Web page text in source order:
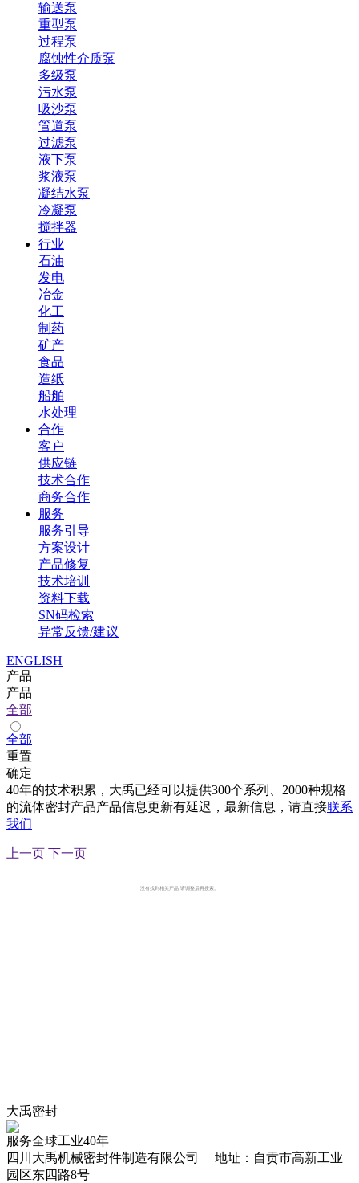
输送泵
重型泵
过程泵
腐蚀性介质泵
多级泵
污水泵
吸沙泵
管道泵
过滤泵
液下泵
浆液泵
凝结水泵
冷凝泵
搅拌器
行业
石油
发电
冶金
化工
制药
矿产
食品
造纸
船舶
水处理
合作
客户
供应链
技术合作
商务合作
服务
服务引导
方案设计
产品修复
技术培训
资料下载
SN码检索
异常反馈/建议
ENGLISH
产品
产品
全部
全部
重置
确定
40年的技术积累，大禹已经可以提供300个系列、2000种规格
的流体密封产品产品信息更新有延迟，最新信息，请直接联系
我们
上一页 下一页
没有找到相关产品,请调整后再搜索。
大禹密封
服务全球工业40年
四川大禹机械密封件制造有限公司 地址：自贡市高新工业
园区东四路8号